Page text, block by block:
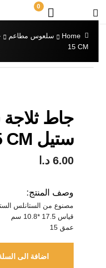
0
Home سلعوس مطاعم
15 CM
جاط
ستيل GN 1/9 15 CM
6.00 د.ا
وصف المنتج:
مصنوع من الستانلس
قياس 17.5 *10.8 سم
عمق 15
اضافة الى